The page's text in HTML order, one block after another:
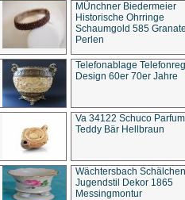
MÜnchner Biedermeier
Historische Ohrringe
Schaumgold 585
Perlen
Telefonablage
Design 60er 70er Jahre
Va 34122 Schuco
Teddy Bär Hellbraun
Wächtersbach Schälchen
Jugendstil Dekor 1865
Messingmontur